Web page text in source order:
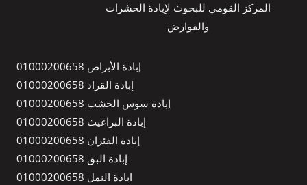
المركز القومي للبحوث لإبادة الحشرات
والقوارض
إبادة الأبراص 01000200658
إبادة القراد 01000200658
إبادة سوس الخشب 01000200658
إبادة البراغيث 01000200658
إبادة الفئران 01000200658
إبادة البق 01000200658
ابادة النمل 01000200658